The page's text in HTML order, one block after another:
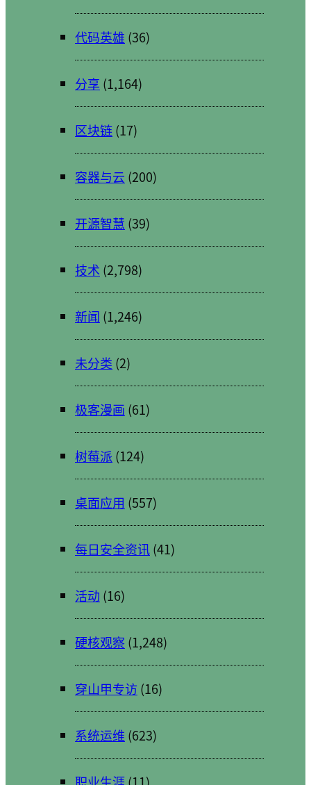
代码英雄 (36)
分享 (1,164)
区块链(17)
容器与云 (200)
开源智慧 (39)
技术 (2,798)
新闻 (1,246)
未分类 (2)
极客漫画 (61)
树莓派 (124)
桌面应用 (557)
每日安全资讯(41)
活动 (16)
硬核观察 (1,248)
穿山甲专访(16)
系统运维 (623)